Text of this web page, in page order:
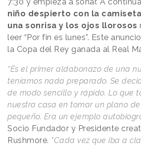
niño despierto con la
una sonrisa y los ojos llorosos
leer “Por fin es lunes”. Este
la Copa del Rey ganada al Real
“Es el primer aldabonazo de una
teníamos nada preparado. Se
de modo sencillo y rápido. Lo que
nuestra casa en tomar un plano
pequeño. Era un ejemplo
Socio Fundador y Presidente
Rushmore. "Cada vez que iba a